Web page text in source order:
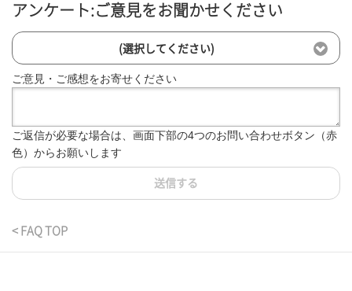
アンケート:ご意見をお聞かせください
(選択してください)
ご意見・ご感想をお寄せください
ご返信が必要な場合は、画面下部の4つのお問い合わせボタン（赤
色）からお願いします
送信する
< FAQ TOP